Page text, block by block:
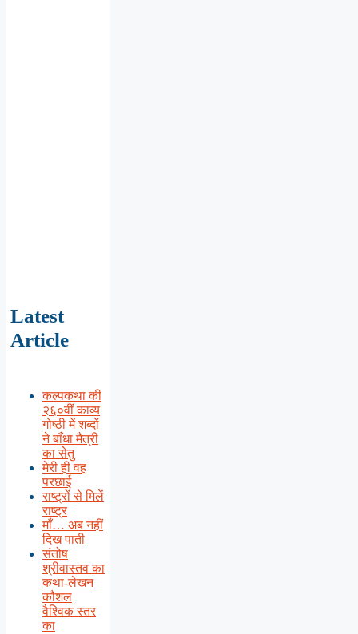
Latest
Article
कल्पकथा की
२६०वीं काव्य
गोष्ठी में शब्दों
ने बाँधा मैत्री
का सेतु
मेरी ही वह
परछाई
राष्ट्रों से मिलें
राष्ट्र
माँ… अब नहीं
दिख पाती
संतोष
श्रीवास्तव का
कथा-लेखन
कौशल
वैश्विक स्तर
का